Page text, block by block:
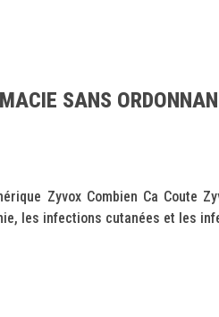
SANS
Zyvox Combien Ca
les infections cutanées et les